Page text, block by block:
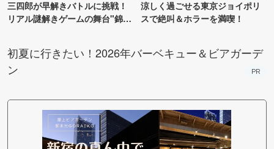
三四郎が早解きバトルに挑戦！
リアル謎解きゲームの舞台"錦糸
涼しく過ごせる東京ジョイポリ
スで絶叫＆ホラーを満喫！
初夏に行きたい！2026年バーベキュー＆ビアガーデ
ン
PR